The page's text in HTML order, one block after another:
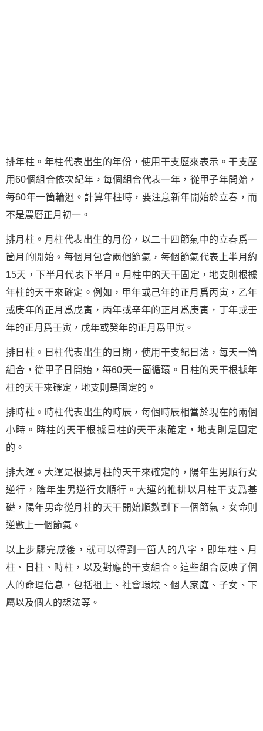
排年柱。年柱代表出生的年份，使用干支歷來表示。干支歷
用60個組合依次紀年，每個組合代表一年，從甲子年開始，
每60年一箇輪迴。計算年柱時，要注意新年開始於立春，而
不是農曆正月初一。
排月柱。月柱代表出生的月份，以二十四節氣中的立春爲一
箇月的開始。每個月包含兩個節氣，每個節氣代表上半月約
15天，下半月代表下半月。月柱中的天干固定，地支則根據
年柱的天干來確定。例如，甲年或己年的正月爲丙寅，乙年
或庚年的正月爲戊寅，丙年或辛年的正月爲庚寅，丁年或壬
年的正月爲壬寅，戊年或癸年的正月爲甲寅。
排日柱。日柱代表出生的日期，使用干支紀日法，每天一箇
組合，從甲子日開始，每60天一箇循環。日柱的天干根據年
柱的天干來確定，地支則是固定的。
排時柱。時柱代表出生的時辰，每個時辰相當於現在的兩個
小時。時柱的天干根據日柱的天干來確定，地支則是固定
的。
排大運。大運是根據月柱的天干來確定的，陽年生男順行女
逆行，陰年生男逆行女順行。大運的推排以月柱干支爲基
礎，陽年男命從月柱的天干開始順數到下一個節氣，女命則
逆數上一個節氣。
以上步驟完成後，就可以得到一箇人的八字，即年柱、月
柱、日柱、時柱，以及對應的干支組合。這些組合反映了個
人的命理信息，包括祖上、社會環境、個人家庭、子女、下
屬以及個人的想法等。